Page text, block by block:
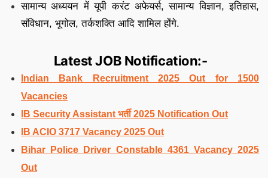
सामान्य अध्ययन में यूपी करंट अफेयर्स, सामान्य विज्ञान, इतिहास,
संविधान, भूगोल, तर्कशक्ति आदि शामिल होंगे.
Latest JOB Notification:-
Indian Bank Recruitment 2025 Out for 1500
Vacancies
IB Security Assistant भर्ती 2025 Notification Out
IB ACIO 3717 Vacancy 2025 Out
Bihar Police Driver Constable 4361 Vacancy 2025
Out